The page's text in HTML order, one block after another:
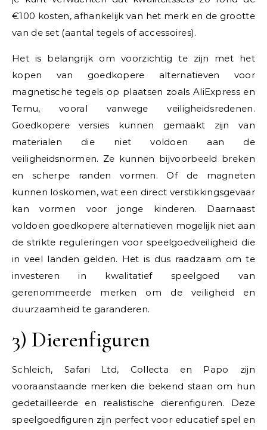
€100 kosten, afhankelijk van het merk en de grootte
van de set (aantal tegels of accessoires).
Het is belangrijk om voorzichtig te zijn met het
kopen van goedkopere alternatieven voor
magnetische tegels op plaatsen zoals AliExpress en
Temu, vooral vanwege veiligheidsredenen.
Goedkopere versies kunnen gemaakt zijn van
materialen die niet voldoen aan de
veiligheidsnormen. Ze kunnen bijvoorbeeld breken
en scherpe randen vormen. Of de magneten
kunnen loskomen, wat een direct verstikkingsgevaar
kan vormen voor jonge kinderen. Daarnaast
voldoen goedkopere alternatieven mogelijk niet aan
de strikte reguleringen voor speelgoedveiligheid die
in veel landen gelden. Het is dus raadzaam om te
investeren in kwalitatief speelgoed van
gerenommeerde merken om de veiligheid en
duurzaamheid te garanderen.
3) Dierenfiguren
Schleich, Safari Ltd, Collecta en Papo zijn
vooraanstaande merken die bekend staan om hun
gedetailleerde en realistische dierenfiguren. Deze
speelgoedfiguren zijn perfect voor educatief spel en